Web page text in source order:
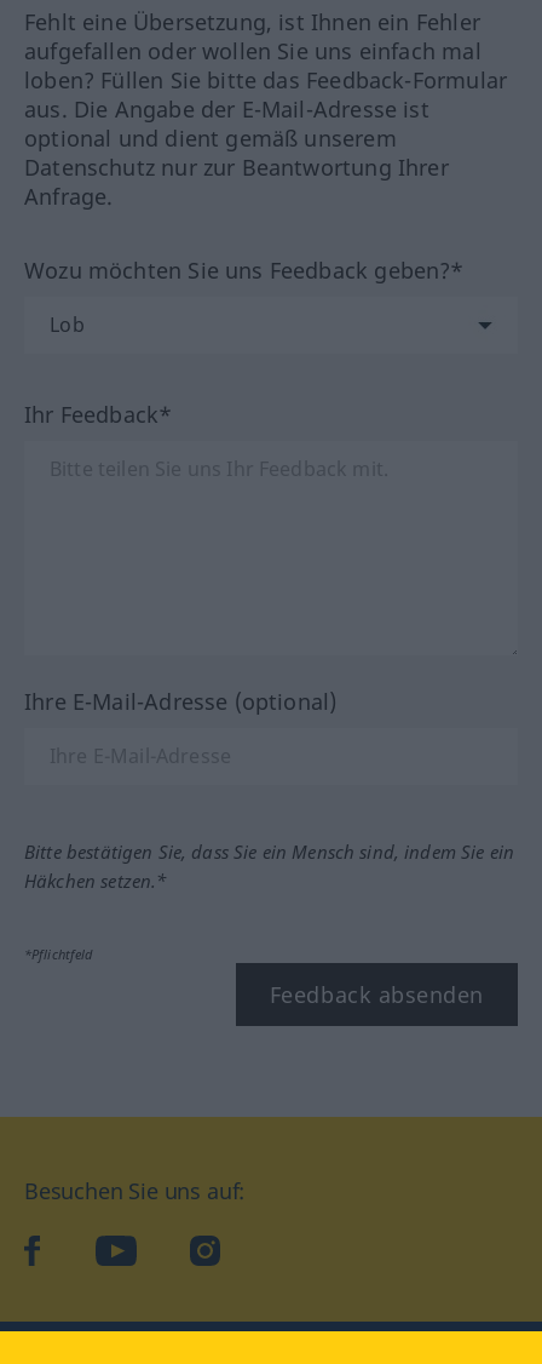
Fehlt eine Übersetzung, ist Ihnen ein Fehler
aufgefallen oder wollen Sie uns einfach mal
loben? Füllen Sie bitte das Feedback-Formular
aus. Die Angabe der E-Mail-Adresse ist
optional und dient gemäß unserem
Datenschutz nur zur Beantwortung Ihrer
Anfrage.
Wozu möchten Sie uns Feedback geben?*
Ihr Feedback*
Ihre E-Mail-Adresse (optional)
Bitte bestätigen Sie, dass Sie ein Mensch sind, indem Sie ein
Häkchen setzen.*
*Pflichtfeld
Feedback absenden
Besuchen Sie uns auf:
facebookYouTube Instagram